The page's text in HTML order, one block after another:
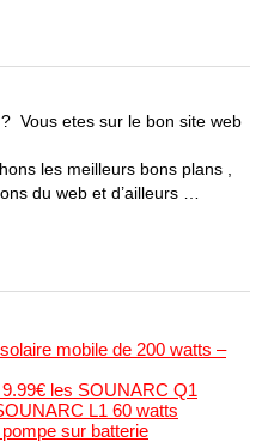
Vous etes sur le bon site web
les meilleurs bons plans ,
du web et d’ailleurs …
mobile de 200 watts –
les SOUNARC Q1
L1 60 watts
sur batterie